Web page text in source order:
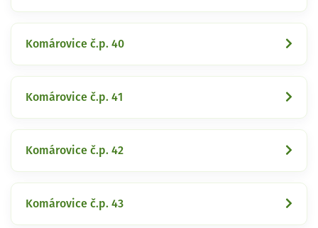
Komárovice č.p. 40
Komárovice č.p. 41
Komárovice č.p. 42
Komárovice č.p. 43